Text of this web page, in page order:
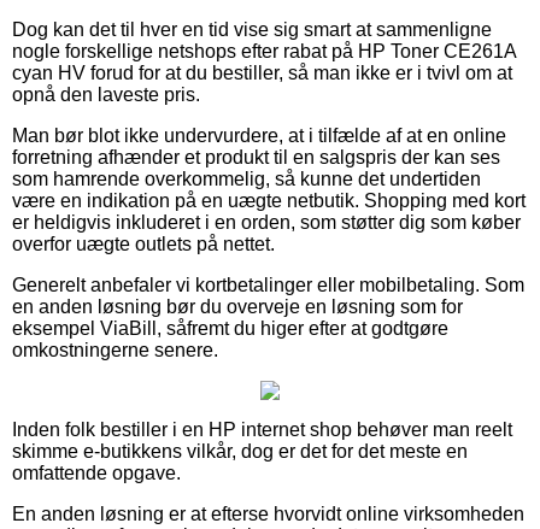
Dog kan det til hver en tid vise sig smart at sammenligne
nogle forskellige netshops efter rabat på HP Toner CE261A
cyan HV forud for at du bestiller, så man ikke er i tvivl om at
opnå den laveste pris.
Man bør blot ikke undervurdere, at i tilfælde af at en online
forretning afhænder et produkt til en salgspris der kan ses
som hamrende overkommelig, så kunne det undertiden
være en indikation på en uægte netbutik. Shopping med kort
er heldigvis inkluderet i en orden, som støtter dig som køber
overfor uægte outlets på nettet.
Generelt anbefaler vi kortbetalinger eller mobilbetaling. Som
en anden løsning bør du overveje en løsning som for
eksempel ViaBill, såfremt du higer efter at godtgøre
omkostningerne senere.
Inden folk bestiller i en HP internet shop behøver man reelt
skimme e-butikkens vilkår, dog er det for det meste en
omfattende opgave.
En anden løsning er at efterse hvorvidt online virksomheden